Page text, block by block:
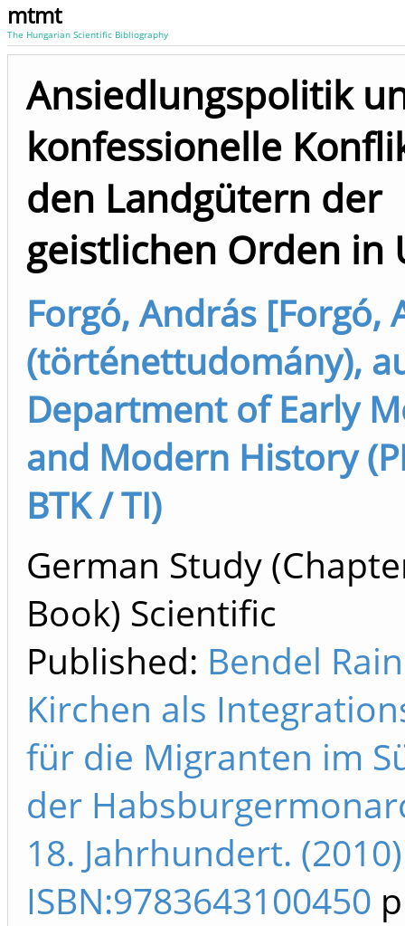
mtmt
The Hungarian Scientific Bibliography
Ansiedlungspolitik
konfessionelle
den Landgütern der
geistlichen Orden in
Forgó, András [Forgó,
(történettudomány),
Department of Early
and Modern History
BTK / TI)
German Study
Book) Scientific
Published: Bendel
Kirchen als
für die Migranten im
der
18. Jahrhundert. (2010)
ISBN:9783643100450